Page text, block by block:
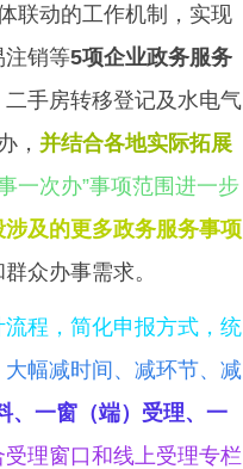
联动的工作机制，实现
注销等5项企业政务服务
手房转移登记及水电气
， 并结合各地实际拓展
一次办”事项范围进一步
及的更多政务服务事项
众办事需求。
流程，简化申报方式，统
大幅减时间、减环节、减
、一窗（端）受理、一
理窗口和线上受理专栏